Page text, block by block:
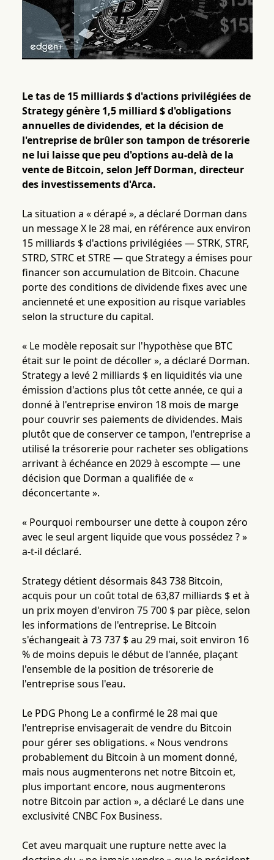
Le tas de 15 milliards $ d'actions privilégiées de
Strategy génère 1,5 milliard $ d'obligations
annuelles de dividendes, et la décision de
l'entreprise de brûler son tampon de trésorerie
ne lui laisse que peu d'options au-delà de la
vente de Bitcoin, selon Jeff Dorman, directeur
des investissements d'Arca.
La situation a « dérapé », a déclaré Dorman dans
un message X le 28 mai, en référence aux environ
15 milliards $ d'actions privilégiées — STRK, STRF,
STRD, STRC et STRE — que Strategy a émises pour
financer son accumulation de Bitcoin. Chacune
porte des conditions de dividende fixes avec une
ancienneté et une exposition au risque variables
selon la structure du capital.
« Le modèle reposait sur l'hypothèse que BTC
était sur le point de décoller », a déclaré Dorman.
Strategy a levé 2 milliards $ en liquidités via une
émission d'actions plus tôt cette année, ce qui a
donné à l'entreprise environ 18 mois de marge
pour couvrir ses paiements de dividendes. Mais
plutôt que de conserver ce tampon, l'entreprise a
utilisé la trésorerie pour racheter ses obligations
arrivant à échéance en 2029 à escompte — une
décision que Dorman a qualifiée de «
déconcertante ».
« Pourquoi rembourser une dette à coupon zéro
avec le seul argent liquide que vous possédez ? »
a-t-il déclaré.
Strategy détient désormais 843 738 Bitcoin,
acquis pour un coût total de 63,87 milliards $ et à
un prix moyen d'environ 75 700 $ par pièce, selon
les informations de l'entreprise. Le Bitcoin
s'échangeait à 73 737 $ au 29 mai, soit environ 16
% de moins depuis le début de l'année, plaçant
l'ensemble de la position de trésorerie de
l'entreprise sous l'eau.
Le PDG Phong Le a confirmé le 28 mai que
l'entreprise envisagerait de vendre du Bitcoin
pour gérer ses obligations. « Nous vendrons
probablement du Bitcoin à un moment donné,
mais nous augmenterons net notre Bitcoin et,
plus important encore, nous augmenterons
notre Bitcoin par action », a déclaré Le dans une
exclusivité CNBC Fox Business.
Cet aveu marquait une rupture nette avec la